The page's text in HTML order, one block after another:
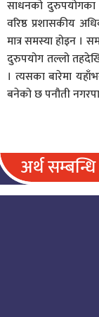
साधनको दुरुपयोगका
वरिष्ठ प्रशासकीय
मात्र समस्या होइन ।
दुरुपयोग तल्लो
। त्यसका बारेमा
बनेको छ पनौती
अर्थ